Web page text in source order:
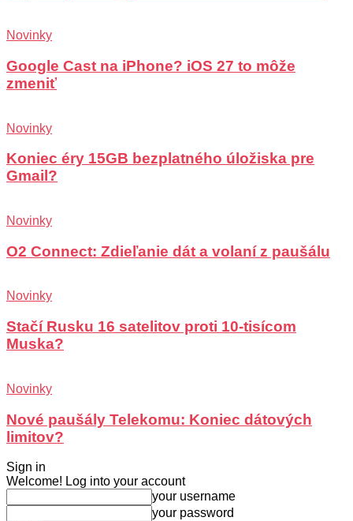
Novinky
Google Cast na iPhone? iOS 27 to môže
zmeniť
Novinky
Koniec éry 15GB bezplatného úložiska pre
Gmail?
Novinky
O2 Connect: Zdieľanie dát a volaní z paušálu
Novinky
Stačí Rusku 16 satelitov proti 10-tisícom
Muska?
Novinky
Nové paušály Telekomu: Koniec dátových
limitov?
Sign in
Welcome! Log into your account
your username
your password